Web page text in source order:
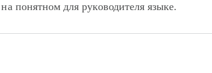
понятном для руководителя языке.